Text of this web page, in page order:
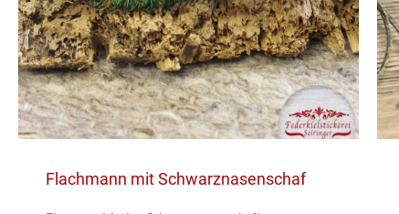
Flachmann mit Schwarznasenschaf